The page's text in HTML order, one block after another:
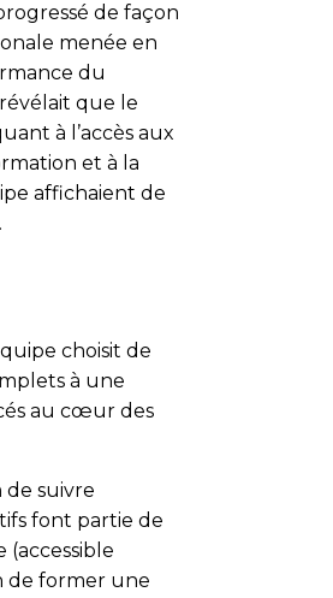
de façon
menée en
du
que le
à l’accès aux
et à la
affichaient de
.
choisit de
à une
au cœur des
de suivre
font partie de
(accessible
de former une